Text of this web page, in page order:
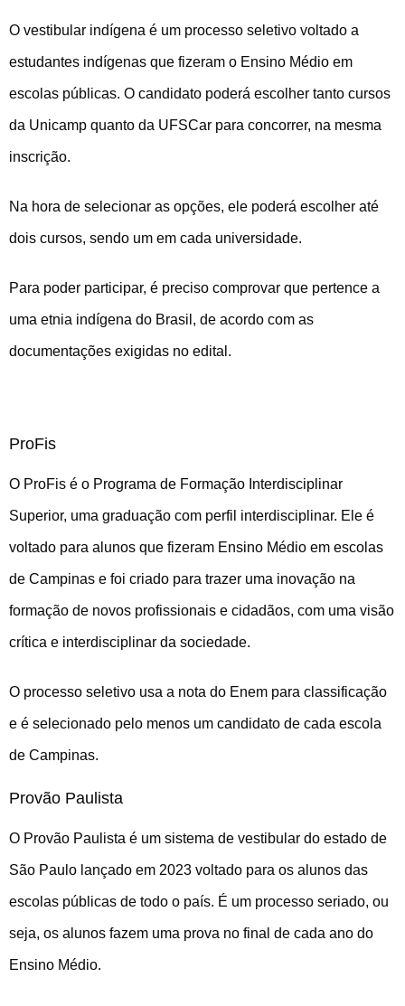
O vestibular indígena é um processo seletivo voltado a
estudantes indígenas que fizeram o Ensino Médio em
escolas públicas. O candidato poderá escolher tanto cursos
da Unicamp quanto da UFSCar para concorrer, na mesma
inscrição.
Na hora de selecionar as opções, ele poderá escolher até
dois cursos, sendo um em cada universidade.
Para poder participar, é preciso comprovar que pertence a
uma etnia indígena do Brasil, de acordo com as
documentações exigidas no edital.
ProFis
O ProFis é o Programa de Formação Interdisciplinar
Superior, uma graduação com perfil interdisciplinar. Ele é
voltado para alunos que fizeram Ensino Médio em escolas
de Campinas e foi criado para trazer uma inovação na
formação de novos profissionais e cidadãos, com uma visão
crítica e interdisciplinar da sociedade.
O processo seletivo usa a nota do Enem para classificação
e é selecionado pelo menos um candidato de cada escola
de Campinas.
Provão Paulista
O Provão Paulista é um sistema de vestibular do estado de
São Paulo lançado em 2023 voltado para os alunos das
escolas públicas de todo o país. É um processo seriado, ou
seja, os alunos fazem uma prova no final de cada ano do
Ensino Médio.